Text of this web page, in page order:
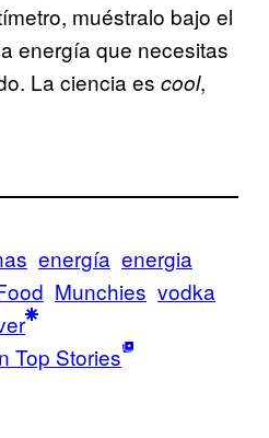
muéstralo bajo el
energía que necesitas
La ciencia es cool,
energía energia
Munchies vodka
Top Stories